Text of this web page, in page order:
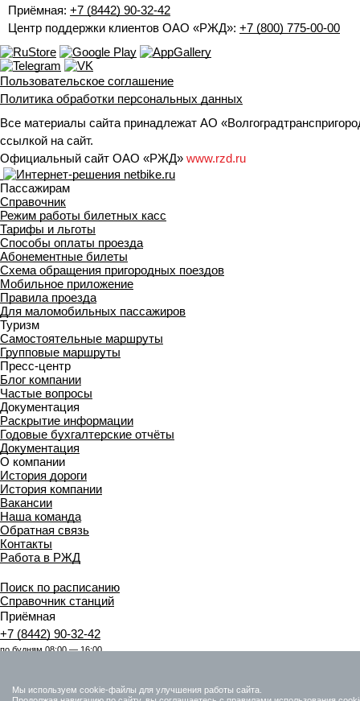
Приёмная: +7 (8442) 90-32-42
Центр поддержки клиентов ОАО «РЖД»: +7 (800) 775-00-00
Пользовательское соглашение
Политика обработки персональных данных
Все материалы сайта принадлежат АО
ссылкой на сайт.
Официальный сайт ОАО «РЖД» www.rzd.ru
Пассажирам
Справочник
Режим работы билетных касс
Тарифы и льготы
Способы оплаты проезда
Абонементные билеты
Схема обращения пригородных поездов
Мобильное приложение
Правила проезда
Для маломобильных пассажиров
Туризм
Самостоятельные маршруты
Групповые маршруты
Пресс-центр
Блог компании
Частые вопросы
Документация
Раскрытие информации
Годовые бухгалтерские отчёты
Документация
О компании
История дороги
История компании
Вакансии
Наша команда
Обратная связь
Контакты
Работа в РЖД
Поиск по расписанию
Справочник станций
Приёмная
+7 (8442) 90-32-42
по будням 08:00 — 16:00
круглосуточно, без выходных
Мы используем cookie-файлы для улучшения работы сайта.